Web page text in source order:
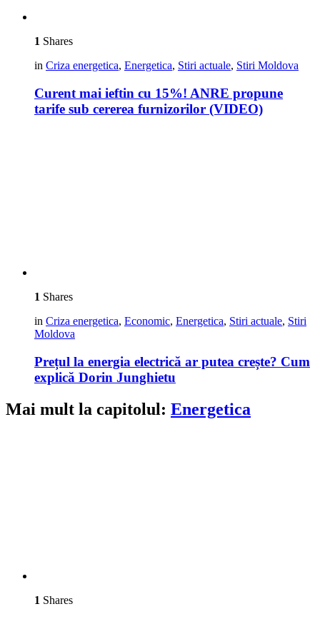
1 Shares
in Criza energetica, Energetica, Stiri actuale, Stiri Moldova
Curent mai ieftin cu 15%! ANRE propune
tarife sub cererea furnizorilor (VIDEO)
1 Shares
in Criza energetica, Economic, Energetica, Stiri actuale, Stiri
Moldova
Prețul la energia electrică ar putea crește? Cum
explică Dorin Junghietu
Mai mult la capitolul: Energetica
1 Shares